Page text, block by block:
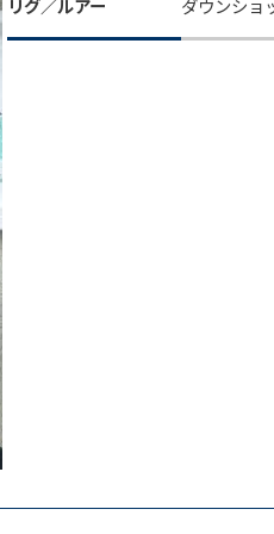
リグ／ルアー ダウンシ